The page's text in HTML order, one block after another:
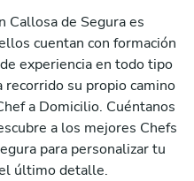
Callosa de Segura es
cuentan con formación
experiencia en todo tipo
recorrido su propio camino
a Domicilio. Cuéntanos
a los mejores Chefs
para personalizar tu
último detalle.